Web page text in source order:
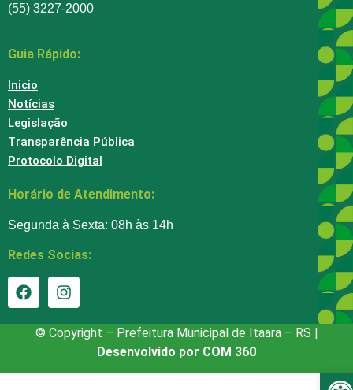
(55) 3227-2000
Guia Rápido:
Inicio
Notícias
Legislação
Transparência Pública
Protocolo Digital
Horário de Atendimento:
Segunda à Sexta: 08h às 14h
Redes Socias:
© Copyright – Prefeitura Municipal de Itaara – RS |
Desenvolvido por COM 360